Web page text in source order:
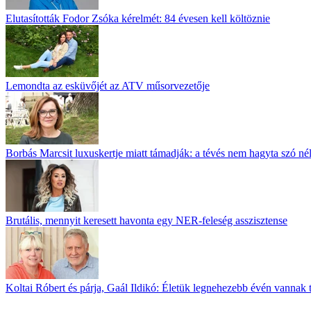
Elutasították Fodor Zsóka kérelmét: 84 évesen kell költöznie
Lemondta az esküvőjét az ATV műsorvezetője
Borbás Marcsit luxuskertje miatt támadják: a tévés nem hagyta szó
Brutális, mennyit keresett havonta egy NER-feleség asszisztense
Koltai Róbert és párja, Gaál Ildikó: Életük legnehezebb évén vannak